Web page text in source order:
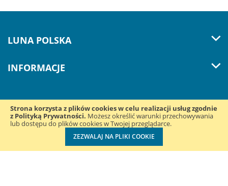
Strona korzysta z plików cookies w celu realizacji usług zgodnie
z Polityką Prywatności. Możesz określić warunki przechowywania
lub dostępu do plików cookies w Twojej przeglądarce.
ZEZWALAJ NA PLIKI COOKIE
LUNA POLSKA
INFORMACJE
Śledź nas w mediach
społecznościowych: